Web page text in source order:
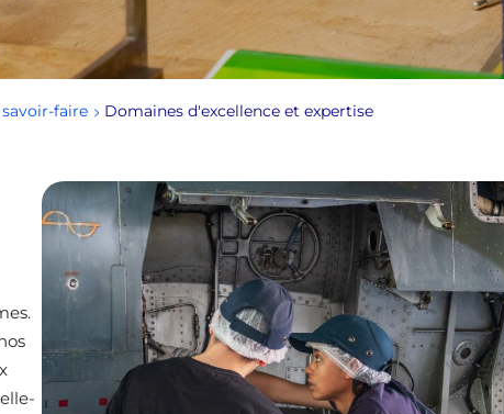
savoir-faire Domaines d'excellence et expertise